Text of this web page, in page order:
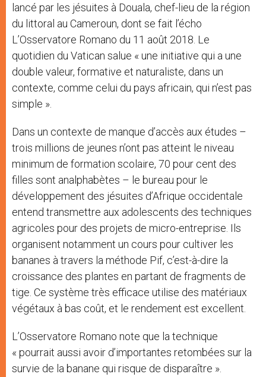
lancé par les jésuites à Douala, chef-lieu de la région
du littoral au Cameroun, dont se fait l’écho
L’Osservatore Romano du 11 août 2018. Le
quotidien du Vatican salue « une initiative qui a une
double valeur, formative et naturaliste, dans un
contexte, comme celui du pays africain, qui n’est pas
simple ».
Dans un contexte de manque d’accès aux études –
trois millions de jeunes n’ont pas atteint le niveau
minimum de formation scolaire, 70 pour cent des
filles sont analphabètes – le bureau pour le
développement des jésuites d’Afrique occidentale
entend transmettre aux adolescents des techniques
agricoles pour des projets de micro-entreprise. Ils
organisent notamment un cours pour cultiver les
bananes à travers la méthode Pif, c’est-à-dire la
croissance des plantes en partant de fragments de
tige. Ce système très efficace utilise des matériaux
végétaux à bas coût, et le rendement est excellent.
L’Osservatore Romano note que la technique
« pourrait aussi avoir d’importantes retombées sur la
survie de la banane qui risque de disparaître ».